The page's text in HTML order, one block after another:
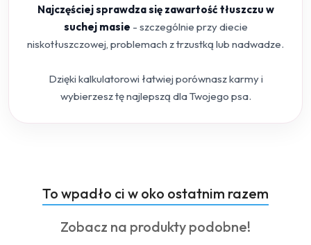
Najczęściej sprawdza się zawartość tłuszczu w
suchej masie - szczególnie przy diecie
niskotłuszczowej, problemach z trzustką lub nadwadze.
Dzięki kalkulatorowi łatwiej porównasz karmy i
wybierzesz tę najlepszą dla Twojego psa.
Pomiń karuzelę produktów
Produkty
o
statusie:
To wpadło ci w oko ostatnim razem
Produkty
Zobacz na produkty podobne!